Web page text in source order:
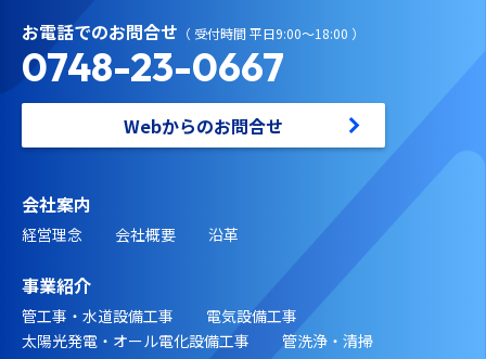
お電話でのお問合せ （ 受付時間 平日9:00～18:00 ）
0748-23-0667
Webからのお問合せ
会社案内
経営理念 会社概要 沿革
事業紹介
管工事・水道設備工事
電気設備工事
太陽光発電・オール電化設備工事
管洗浄・清掃